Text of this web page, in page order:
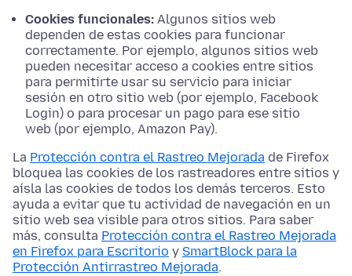
Cookies funcionales: Algunos sitios web
dependen de estas cookies para funcionar
correctamente. Por ejemplo, algunos sitios web
pueden necesitar acceso a cookies entre sitios
para permitirte usar su servicio para iniciar
sesión en otro sitio web (por ejemplo, Facebook
Login) o para procesar un pago para ese sitio
web (por ejemplo, Amazon Pay).
La Protección contra el Rastreo Mejorada de Firefox
bloquea las cookies de los rastreadores entre sitios y
aísla las cookies de todos los demás terceros. Esto
ayuda a evitar que tu actividad de navegación en un
sitio web sea visible para otros sitios. Para saber
más, consulta Protección contra el Rastreo Mejorada
en Firefox para Escritorio y SmartBlock para la
Protección Antirrastreo Mejorada.